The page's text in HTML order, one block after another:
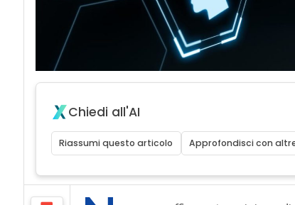
Chiedi all'AI
Riassumi questo articolo Approfondisci con